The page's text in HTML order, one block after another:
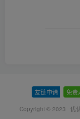
友链申请 免责
Copyright © 2023 · 优